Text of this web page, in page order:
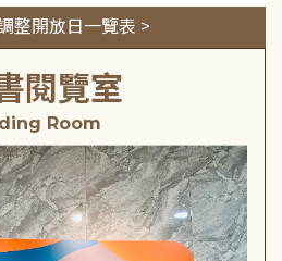
整開放日一覽表 >
閱覽室
Room